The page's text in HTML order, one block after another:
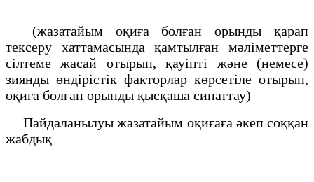
(жазатайым оқиға болған орынды қарап
тексеру хаттамасында қамтылған мәліметтерге
сілтеме жасай отырып, қауіпті және (немесе)
зиянды өндірістік факторлар көрсетіле отырып,
оқиға болған орынды қысқаша сипаттау)
Пайдаланылуы жазатайым оқиғаға әкеп соққан
жабдық